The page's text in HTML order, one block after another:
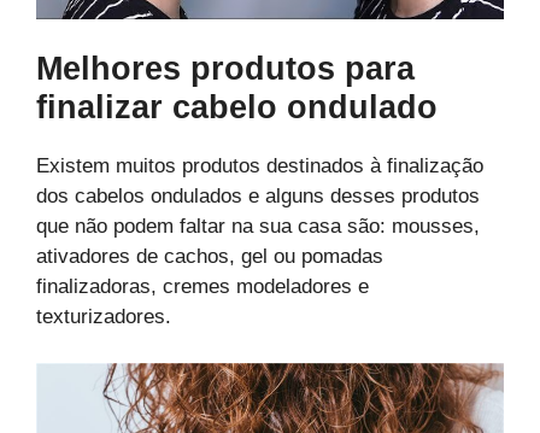
Melhores produtos para
finalizar cabelo ondulado
Existem muitos produtos destinados à finalização
dos cabelos ondulados e alguns desses produtos
que não podem faltar na sua casa são: mousses,
ativadores de cachos, gel ou pomadas
finalizadoras, cremes modeladores e
texturizadores.